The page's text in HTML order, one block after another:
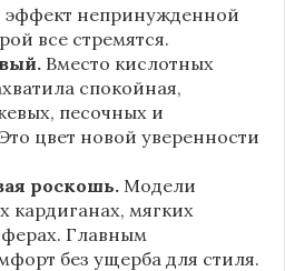
эффект непринужденной
все стремятся.
Вместо кислотных
спокойная,
песочных и
цвет новой уверенности
роскошь. Модели
кардиганах, мягких
Главным
без ущерба для стиля.